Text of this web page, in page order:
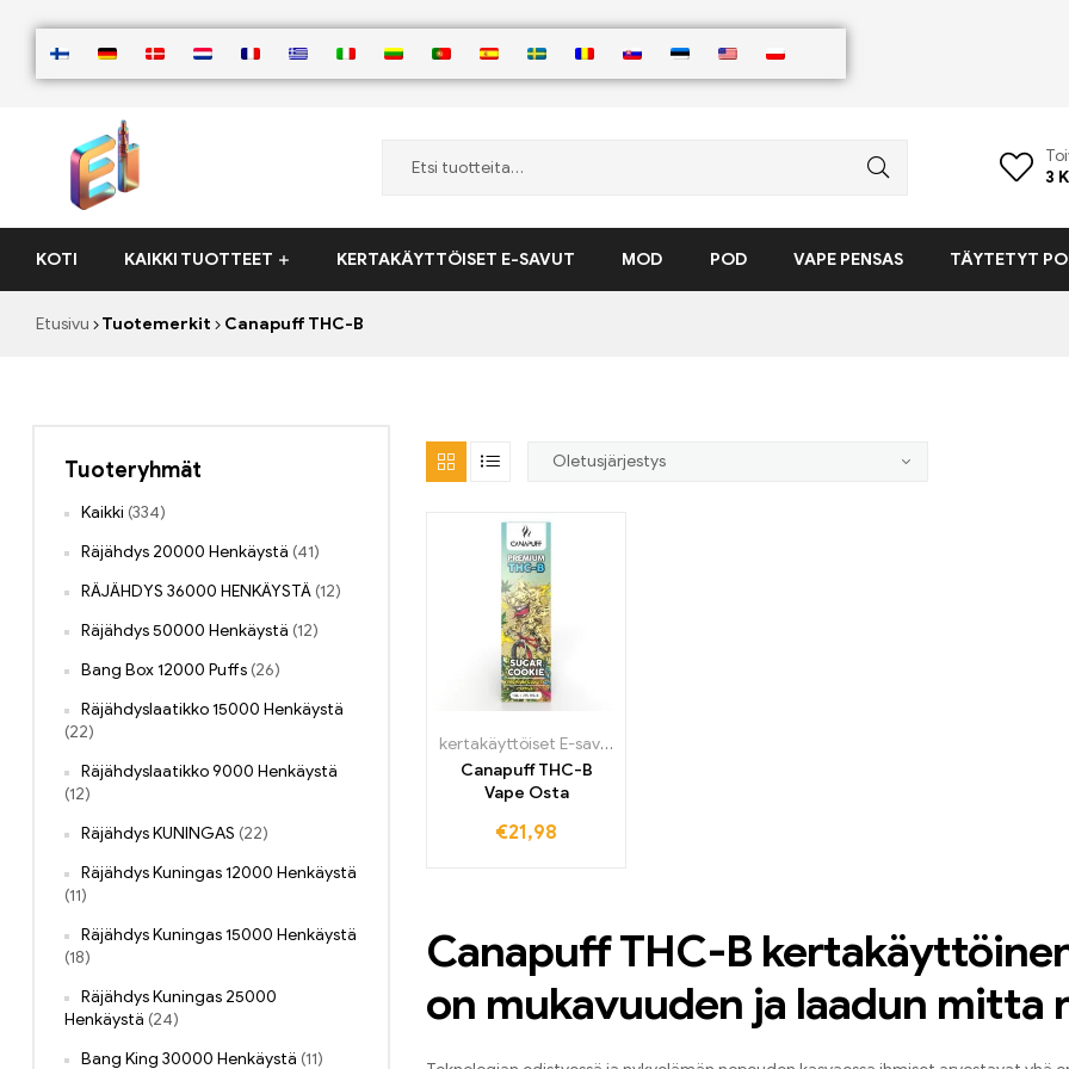
ElementVape.de
3
KOTI KAIKKI TUOTTEET KERTAKÄYTTÖISET E-SAVUT MOD POD VAPE PENSAS TÄYTETYT
Etusivu Tuotemerkit Canapuff THC-B
kertakäyttöiset E-savut
Canapuff THC-B
Vape Osta
€21,98
Canapuff THC-B
on mukavuuden ja laadun mitta
Tuoteryhmät
Kaikki (334)
Räjähdys 20000 Henkäystä (41)
RÄJÄHDYS 36000 HENKÄYSTÄ (12)
Räjähdys 50000 Henkäystä (12)
Bang Box 12000 Puffs (26)
Räjähdyslaatikko 15000 Henkäystä
(22)
Räjähdyslaatikko 9000 Henkäystä
(12)
Räjähdys KUNINGAS (22)
Räjähdys Kuningas 12000 Henkäystä
(11)
Räjähdys Kuningas 15000 Henkäystä
(18)
Räjähdys Kuningas 25000
Henkäystä (24)
Bang King 30000 Henkäystä (11)